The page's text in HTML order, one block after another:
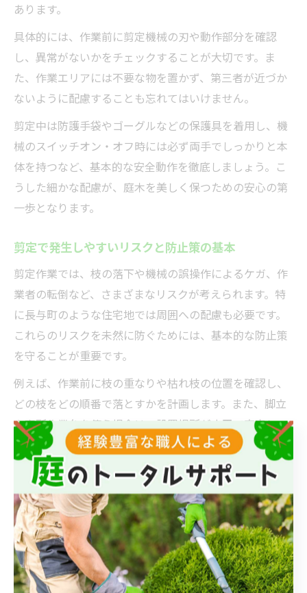
あります。
具体的には、作業前に剪定機械の刃や動作部分を確認
し、異常がないかをチェックすることが大切です。ま
た、作業エリアには不要な物を置かず、第三者が近づか
ないように配慮することも忘れてはいけません。
剪定中は防護手袋やゴーグルなどの保護具を着用し、機
械のスイッチオン・オフ時には必ず両手でしっかりと本
体を持つなど、基本的な安全動作を徹底しましょう。こ
うした細かな配慮が、庭木を美しく保つための安心の第
一歩となります。
剪定で発生しやすいリスクと防止策の基本
剪定作業では、枝の落下や機械の誤操作によるケガ、作
業者の転倒など、さまざまなリスクが考えられます。特
に長与町のような住宅地では周囲への配慮も必要です。
これらのリスクを未然に防ぐためには、基本的な防止策
を守ることが重要です。
例えば、作業前に枝の重なりや枯れ枝の位置を確認し、
どの枝をどの順番で落とすかを計画します。また、脚立
や高所作業台を使う場合は、設置場所が水平で安定して
いるかを必ず確認し、無理な姿勢での作業を避けること
が大切です。
さらに、近隣や家族への声かけや、作業時の安全エリア
の設定も忘れずに行いましょう。こうした基本を徹底す
ることで、事故やトラブルを未然に防ぎ、安心して剪定
作業を進めることができます。